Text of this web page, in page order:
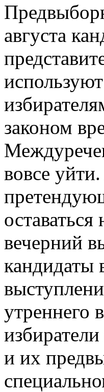
августа
законом
вовсе
вечерний
кандидаты
утреннего
и их